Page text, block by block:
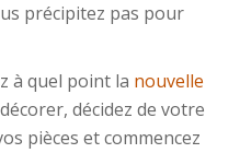
précipitez pas pour
à quel point la nouvelle
décidez de votre
pièces et commencez